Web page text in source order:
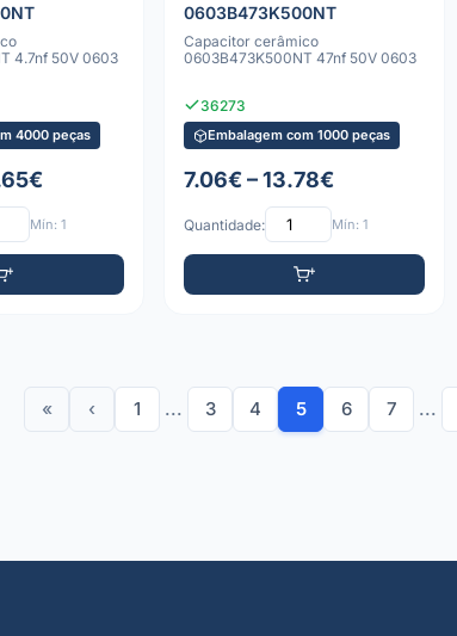
4.7nf 50V 0603
4000 peças
Mín: 1
0603B473K500NT
Capacitor cerâmico
0603B473K500NT 47nf 50V 0603
36273
Embalagem com 1000 peças
7.06€ – 13.78€
Quantidade: Mín: 1
« ‹ 1 ... 3 4 5 6 7 ...